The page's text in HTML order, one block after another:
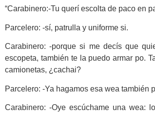
“Carabinero:-Tu querí escolta de paco en
Parcelero: -sí, patrulla y uniforme si.
Carabinero: -porque si me decís que
escopeta, también te la puedo armar po.
camionetas, ¿cachai?
Parcelero: -Ya hagamos esa wea también
Carabinero: -Oye escúchame una wea: